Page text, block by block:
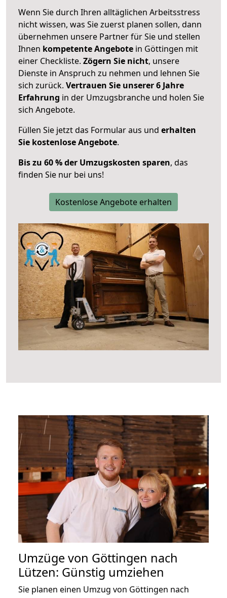
Wenn Sie durch Ihren alltäglichen Arbeitsstress
nicht wissen, was Sie zuerst planen sollen, dann
übernehmen unsere Partner für Sie und stellen
Ihnen kompetente Angebote in Göttingen mit
einer Checkliste. Zögern Sie nicht, unsere
Dienste in Anspruch zu nehmen und lehnen Sie
sich zurück. Vertrauen Sie unserer 6 Jahre
Erfahrung in der Umzugsbranche und holen Sie
sich Angebote.
Füllen Sie jetzt das Formular aus und erhalten
Sie kostenlose Angebote.
Bis zu 60 % der Umzugskosten sparen, das
finden Sie nur bei uns!
Kostenlose Angebote erhalten
Umzüge von Göttingen nach
Lützen: Günstig umziehen
Sie planen einen Umzug von Göttingen nach